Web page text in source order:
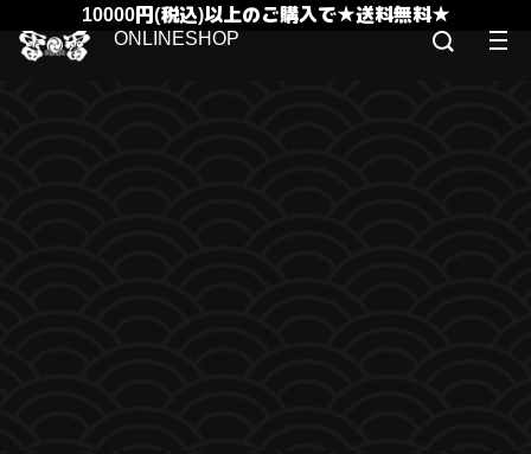
10000円(税込)以上のご購入で★送料無料★
ONLINESHOP